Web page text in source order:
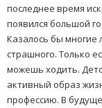
последнее время
появился большой
Казалось бы многие
страшного. Только
можешь ходить.
активный образ
профессию. В